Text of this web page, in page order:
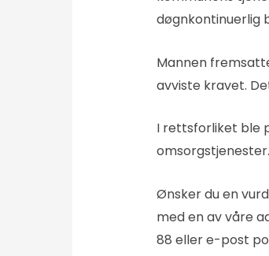
døgnkontinuerlig
Mannen
avviste kravet.
I rettsforliket ble
omsorgstjenester.
Ønsker du en
med en av våre
88 eller e-post